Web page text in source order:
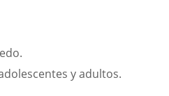
y adultos.